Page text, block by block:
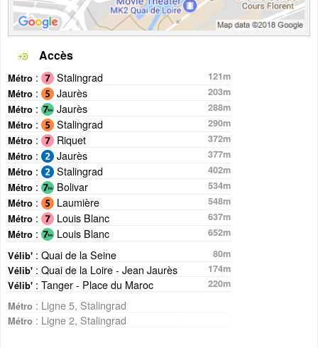
Accès
Métro : Stalingrad
121m
Métro : Jaurès
203m
Métro : Jaurès
288m
Métro : Stalingrad
290m
Métro : Riquet
372m
Métro : Jaurès
377m
Métro : Stalingrad
402m
Métro : Bolivar
534m
Métro : Laumière
548m
Métro : Louis Blanc
637m
Métro : Louis Blanc
652m
Vélib' : Quai de la Seine
80m
Vélib' : Quai de la Loire - Jean Jaurès
174m
Vélib' : Tanger - Place du Maroc
220m
Métro : Ligne 5, Stalingrad
Métro : Ligne 2, Stalingrad